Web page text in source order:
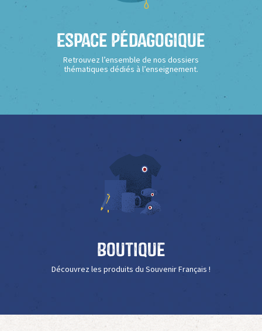
Espace Pédagogique
Retrouvez l’ensemble de nos dossiers
thématiques dédiés à l’enseignement.
Boutique
Découvrez les produits du Souvenir Français !